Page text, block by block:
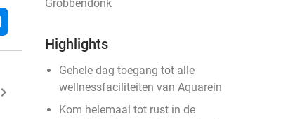
keyboard_arrow_right
Grobbendonk
Highlights
Gehele dag toegang tot alle
wellnessfaciliteiten van Aquarein
Kom helemaal tot rust in de